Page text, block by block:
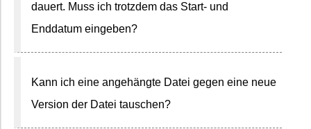
dauert. Muss ich trotzdem das Start- und
Enddatum eingeben?
Kann ich eine angehängte Datei gegen eine neue
Version der Datei tauschen?